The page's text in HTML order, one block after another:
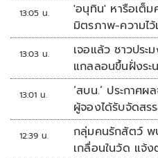
13:05 น.
'อนุทิน' หารือเต็
มิตรภาพ-ความไว้
13:03 น.
เจอแล้ว ชาวประ
แกลลอนขึ้นฝั่งร
หลายวัน
13:01 น.
‘สบน.’ ประกาศ
ผู้จองได้รับจัดสร
12:39 น.
กลุ่มคนรักสัตว์ พ
เกลื่อนในวัด แจ้